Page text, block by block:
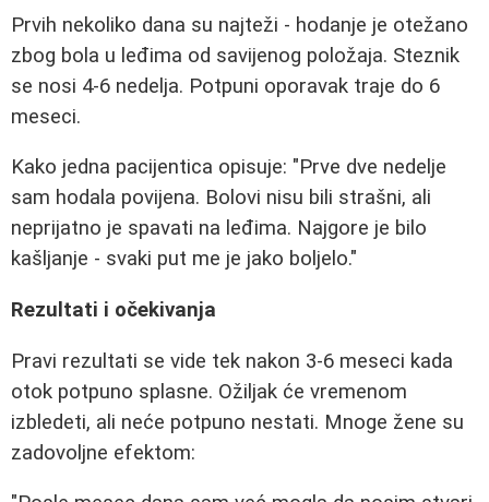
Prvih nekoliko dana su najteži - hodanje je otežano
zbog bola u leđima od savijenog položaja. Steznik
se nosi 4-6 nedelja. Potpuni oporavak traje do 6
meseci.
Kako jedna pacijentica opisuje: "Prve dve nedelje
sam hodala povijena. Bolovi nisu bili strašni, ali
neprijatno je spavati na leđima. Najgore je bilo
kašljanje - svaki put me je jako boljelo."
Rezultati i očekivanja
Pravi rezultati se vide tek nakon 3-6 meseci kada
otok potpuno splasne. Ožiljak će vremenom
izbledeti, ali neće potpuno nestati. Mnoge žene su
zadovoljne efektom: